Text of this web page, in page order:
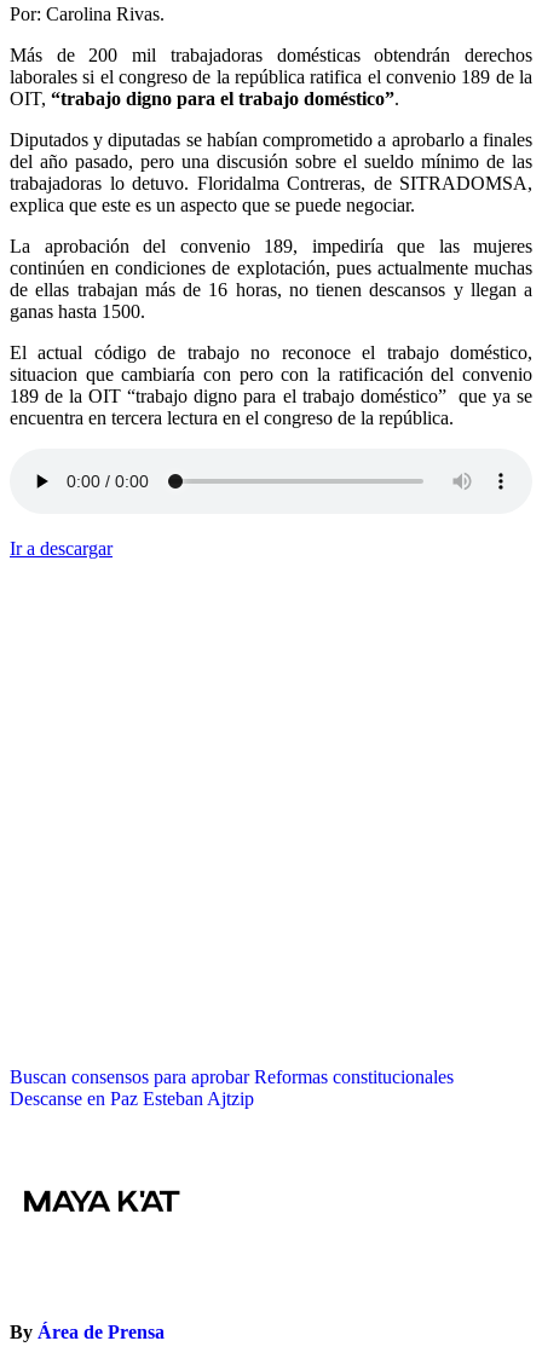
Por: Carolina Rivas.
Más de 200 mil trabajadoras domésticas obtendrán derechos
laborales si el congreso de la república ratifica el convenio 189 de la
OIT, “trabajo digno para el trabajo doméstico”.
Diputados y diputadas se habían comprometido a aprobarlo a finales
del año pasado, pero una discusión sobre el sueldo mínimo de las
trabajadoras lo detuvo. Floridalma Contreras, de SITRADOMSA,
explica que este es un aspecto que se puede negociar.
La aprobación del convenio 189, impediría que las mujeres
continúen en condiciones de explotación, pues actualmente muchas
de ellas trabajan más de 16 horas, no tienen descansos y llegan a
ganas hasta 1500.
El actual código de trabajo no reconoce el trabajo doméstico,
situacion que cambiaría con pero con la ratificación del convenio
189 de la OIT “trabajo digno para el trabajo doméstico” que ya se
encuentra en tercera lectura en el congreso de la república.
Ir a descargar
Navegación
de
Buscan consensos para aprobar Reformas constitucionales
Descanse en Paz Esteban Ajtzip
By Área de Prensa